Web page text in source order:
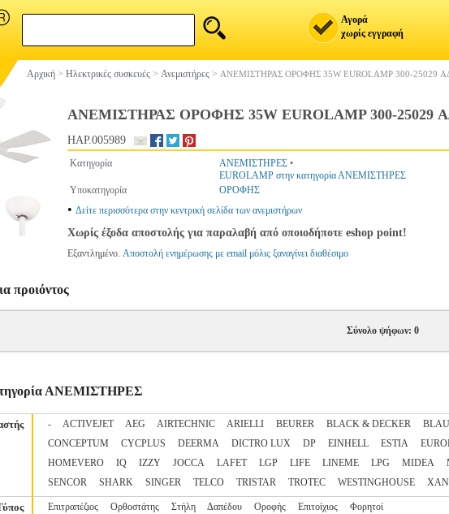
Αγορά
χωρίς εγγραφή
Αρχική > Ηλεκτρικές συσκευές > Ανεμιστήρες > ΑΝΕΜΙΣΤΗΡΑΣ ΟΡΟΦΗΣ 35W EUROLAMP 300-25029
ΑΝΕΜΙΣΤΗΡΑΣ ΟΡΟΦΗΣ 35W EUROLAMP 300-
HAP.005989
Κατηγορία ΑΝΕΜΙΣΤΗΡΕΣ •
EUROLAMP στην κατηγορία ΑΝΕΜΙΣΤΗΡΕΣ
Υποκατηγορία
ΟΡΟΦΗΣ
• Δείτε περισσότερα στην κεντρική σελίδα των ανεμιστήρων
Χωρίς έξοδα αποστολής για παραλαβή από οποιοδήποτε eshop point!
Εξαντλημένο. Αποστολή ενημέρωσης με email μόλις ξαναγίνει διαθέσιμο
προιόντος
Σύνολο ψήφων: 0
ΑΝΕΜΙΣΤΗΡΕΣ
- ACTIVEJET AEG AIRTECHNIC ARIELLI BEURER BLACK & DECKER
CONCEPTUM
CYCPLUS DEERMA DICTRO LUX DP EINHELL ESTIA
HOMEVERO
IQ IZZY JOCCA LAFET LGP LIFE LINEME LPG MIDEA
SENCOR
SHARK SINGER TELCO TRISTAR TROTEC WESTINGHOUSE
Επιτραπέζιος Ορθοστάτης Στήλη Δαπέδου Οροφής Επιτοίχιος Φορητοί